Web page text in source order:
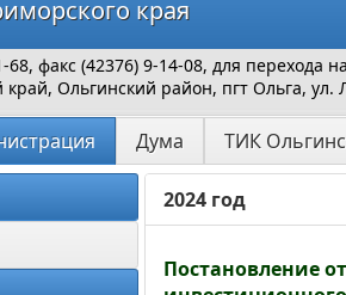
края
68, факс (42376) 9-14-08, для перехода
Ольгинский район, пгт Ольга, ул.
Дума ТИК
2024 год
Постановление